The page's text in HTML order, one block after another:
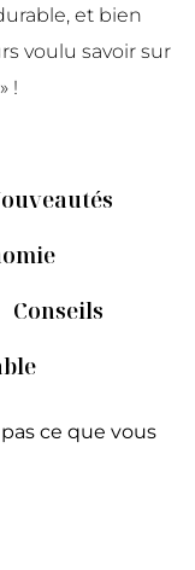
et bien
voulu savoir sur
!
Conseils
ce que vous